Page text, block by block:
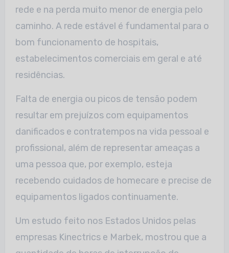
rede e na perda muito menor de energia pelo
caminho. A rede estável é fundamental para o
bom funcionamento de hospitais,
estabelecimentos comerciais em geral e até
residências.
Falta de energia ou picos de tensão podem
resultar em prejuízos com equipamentos
danificados e contratempos na vida pessoal e
profissional, além de representar ameaças a
uma pessoa que, por exemplo, esteja
recebendo cuidados de homecare e precise de
equipamentos ligados continuamente.
Um estudo feito nos Estados Unidos pelas
empresas Kinectrics e Marbek, mostrou que a